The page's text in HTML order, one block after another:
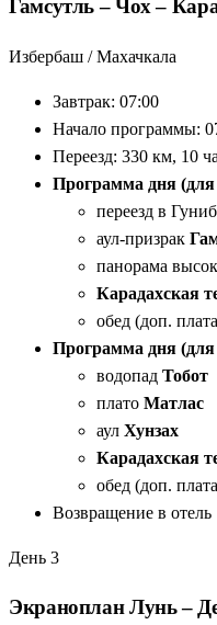
Гамсутль – Чох –
Избербаш / Махачкала
Завтрак: 07:00
Начало программы:
Переезд: 330 км, 10
Программа дня (для
переезд в
аул-призрак
панорама
Карадахская
обед (доп.
Программа дня (для
водопад Тобот
плато Матлас
аул Хунзах
Карадахская
обед (доп.
Возвращение в отель
День 3
Экраноплан Лунь –